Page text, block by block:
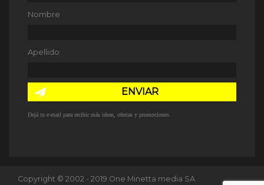
Nombre
Apellido
ENVIAR
Dejá tu e-mail para recibir más ideas, ofertas y promociones.
Copyright © 2002 - 2019 One Minetta media SA